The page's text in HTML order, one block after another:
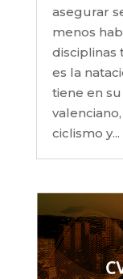
asegurar
menos
disciplinas
es la
tiene en
ciclismo y...